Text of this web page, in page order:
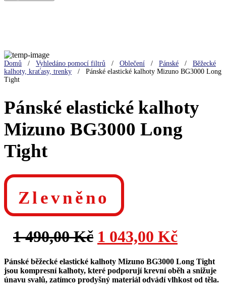
Domů / Vyhledáno pomocí filtrů / Oblečení / Pánské / Běžecké
kalhoty, kraťasy, trenky / Pánské elastické kalhoty Mizuno BG3000 Long
Tight
Pánské elastické kalhoty
Mizuno BG3000 Long
Tight
Zlevněno
1 490,00Kč Původní
cena
byla:
1 043,00 Kč
cena
je:
Pánské běžecké elastické kalhoty Mizuno BG3000 Long Tight
jsou kompresní kalhoty, které podporují krevní oběh a snižuje
únavu svalů, zatímco prodyšný materiál odvádí vlhkost od těla.